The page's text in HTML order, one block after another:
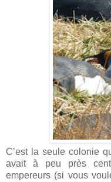
C’est la seule colonie
avait à peu près
empereurs (si vous